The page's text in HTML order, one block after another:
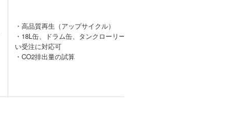
・高品質再生（アップサイクル）
・18L缶、ドラム缶、タンクローリーまで幅広
い受注に対応可
・CO2排出量の試算